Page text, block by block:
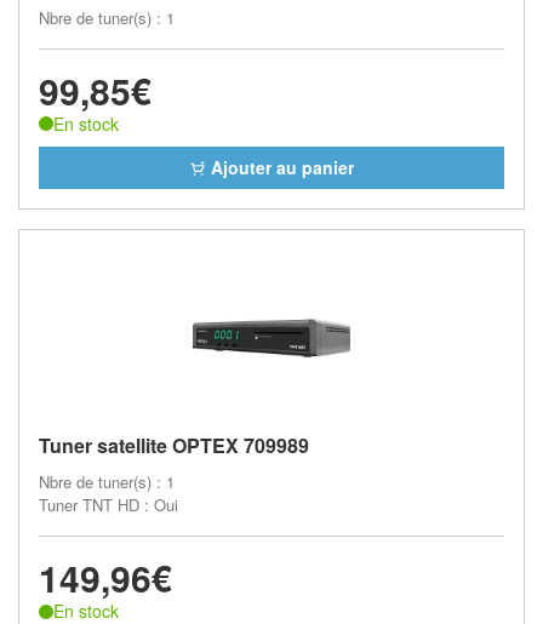
Nbre de tuner(s) : 1
99,85€
En stock
Ajouter au panier
Tuner satellite OPTEX 709989
Nbre de tuner(s) : 1
Tuner TNT HD : Oui
149,96€
En stock